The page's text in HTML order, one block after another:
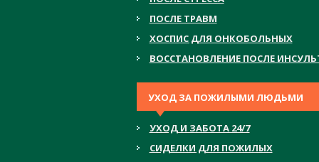
ПОСЛЕ ТРАВМ
ХОСПИС ДЛЯ ОНКОБОЛЬНЫХ
ВОССТАНОВЛЕНИЕ ПОСЛЕ
УХОД ЗА ПОЖИЛЫМИ ЛЮДЬМИ
УХОД И ЗАБОТА 24/7
СИДЕЛКИ ДЛЯ ПОЖИЛЫХ